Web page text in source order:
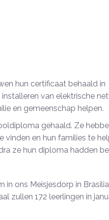
hun certificaat behaald in
van elektrische
en gemeenschap helpen.
gehaald. Ze
en hun families te
ze hun diploma hadden
in ons Meisjesdorp in
zullen 172 leerlingen in